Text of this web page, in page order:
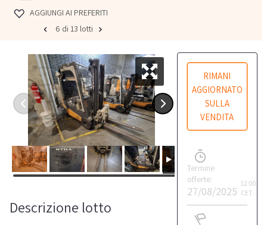
AGGIUNGI AI PREFERITI
6 di 13 lotti
RIMANI
AGGIORNATO
SULLA
VENDITA
Termine
offerte:
27/08/2025
12:00
CET
Descrizione lotto